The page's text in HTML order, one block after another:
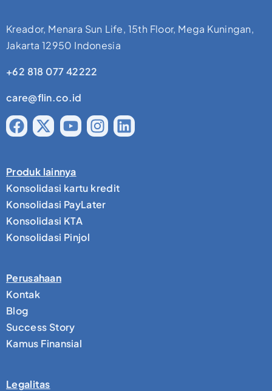
Kreador, Menara Sun Life, 15th Floor, Mega Kuningan,
Jakarta 12950 Indonesia
+62 818 077 42222
care@flin.co.id
Produk lainnya
Konsolidasi kartu kredit
Konsolidasi PayLater
Konsolidasi KTA
Konsolidasi Pinjol
Perusahaan
Kontak
Blog
Success Story
Kamus Finansial
Legalitas